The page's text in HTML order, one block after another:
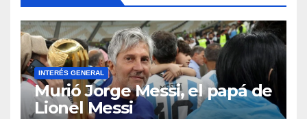
INTERÉS GENERAL
Murió Jorge Messi, el papá de
Lionel Messi